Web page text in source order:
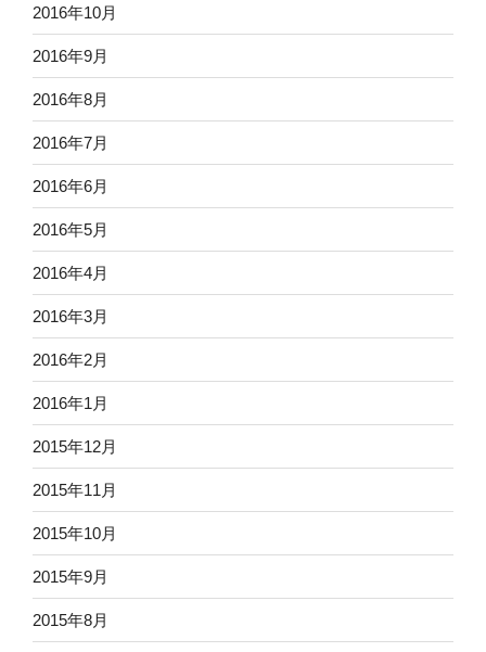
2016年10月
2016年9月
2016年8月
2016年7月
2016年6月
2016年5月
2016年4月
2016年3月
2016年2月
2016年1月
2015年12月
2015年11月
2015年10月
2015年9月
2015年8月